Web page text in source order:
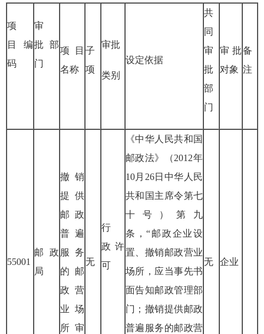
项
目
编
码
审
批 部
门
项目
名称
子
项
审批
类别
设定依据
共
同
审
批
部
门
审批
对象
备
注
55001
邮政
局
撤销
提供
邮政
普遍
服务
的邮
政营
业场
所审
无
行
政 许
可
《中华人民共和国
邮政法》（2012年
10月 26日中华人民
共和国主席令第七
十号）第九
条，“邮政企业设
置、撤销邮政营业
场所，应当事先书
面告知邮政管理部
门；撤销提供邮政
普遍服务的邮政营
无 企业